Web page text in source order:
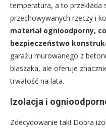
temperatura, a to przekłada
przechowywanych rzeczy i
materiał ognioodporny,
bezpieczeństwo
garażu murowanego z
blaszaka, ale oferuje
trwałość na lata.
Izolacja i
Zdecydowanie tak! Dobra